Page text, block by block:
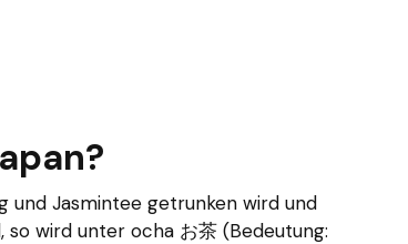
und Jasmintee getrunken wird und
wird unter ocha お茶 (Bedeutung: